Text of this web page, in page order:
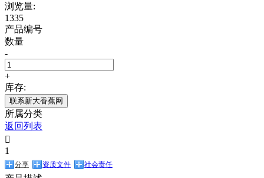
浏览量:
1335
产品编号
数量
-
+
库存:
联系新大香蕉网
所属分类
返回列表

1
分享 资质文件 社会责任